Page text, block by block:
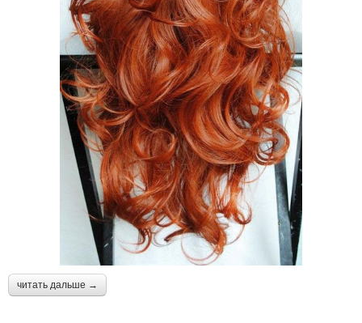
читать дальше →